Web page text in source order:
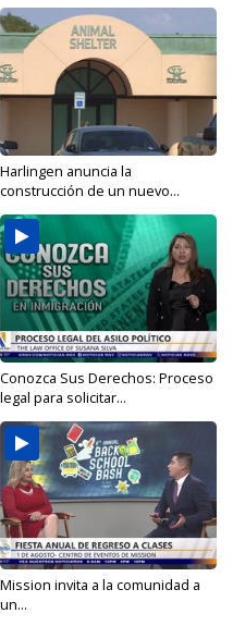
Harlingen anuncia la
construcción de un nuevo...
Conozca Sus Derechos: Proceso
legal para solicitar...
Mission invita a la comunidad a
un...